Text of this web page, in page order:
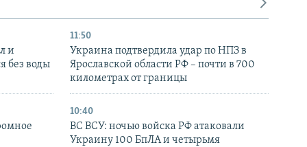
и
без воды
11:50
Украина подтвердила удар по НПЗ в
Ярославской области РФ – почти в 700
километрах от границы
10:40
ВС ВСУ: ночью войска РФ атаковали
Украину 100 БпЛА и четырьмя